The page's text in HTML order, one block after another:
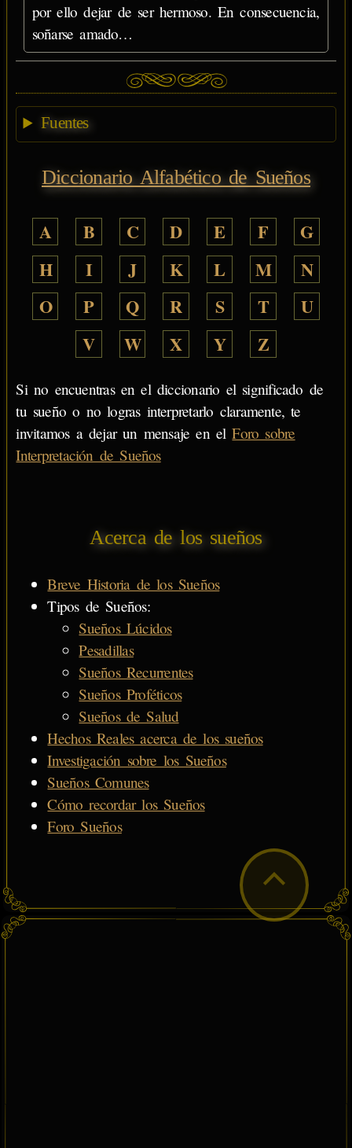
por ello dejar de ser hermoso. En consecuencia,
soñarse amado…
Fuentes
Diccionario Alfabético de Sueños
A B C D E F
G
H
I J K L M
N
O
P Q R S T
U
V
W X Y Z
Si no encuentras en el diccionario el significado de
tu sueño o no logras interpretarlo claramente, te
invitamos a dejar un mensaje en elForo sobre
Interpretación de Sueños
Acerca de los sueños
Breve Historia de los Sueños
Tipos de Sueños:
Sueños Lúcidos
Pesadillas
Sueños Recurrentes
Sueños Proféticos
Sueños de Salud
Hechos Reales acerca de los sueños
Investigación sobre los Sueños
Sueños Comunes
Cómo recordar los Sueños
Foro Sueños